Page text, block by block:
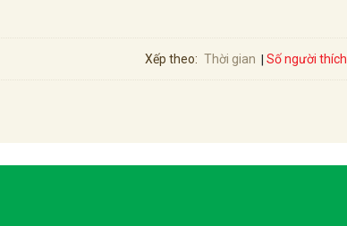
Xếp theo: Thời gian Số người thích